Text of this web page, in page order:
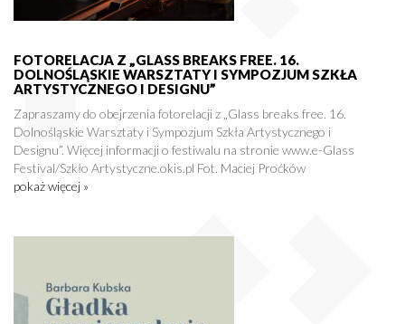
FOTORELACJA Z „GLASS BREAKS FREE. 16.
DOLNOŚLĄSKIE WARSZTATY I SYMPOZJUM SZKŁA
ARTYSTYCZNEGO I DESIGNU”
Zapraszamy do obejrzenia fotorelacji z „Glass breaks free. 16.
Dolnośląskie Warsztaty i Sympozjum Szkła Artystycznego i
Designu”. Więcej informacji o festiwalu na stronie www.e-Glass
Festival/Szkło Artystyczne.okis.pl Fot. Maciej Proćków
pokaż więcej »